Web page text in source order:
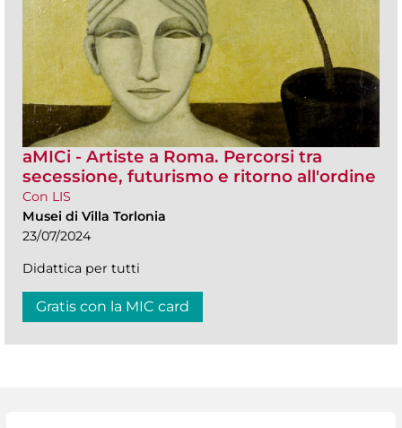
aMICi - Artiste a Roma. Percorsi tra
secessione, futurismo e ritorno all'ordine
Con LIS
Musei di Villa Torlonia
23/07/2024
Didattica per tutti
Gratis con la MIC card